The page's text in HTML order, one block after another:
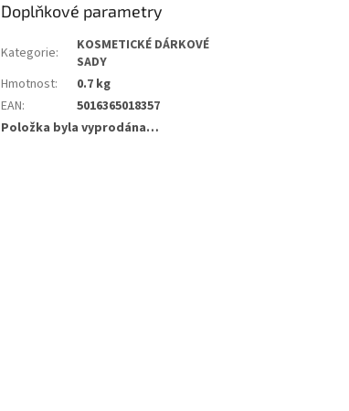
Doplňkové parametry
Kategorie:
KOSMETICKÉ DÁRKOVÉ
SADY
Hmotnost:
0.7 kg
EAN:
5016365018357
Položka byla vyprodána…